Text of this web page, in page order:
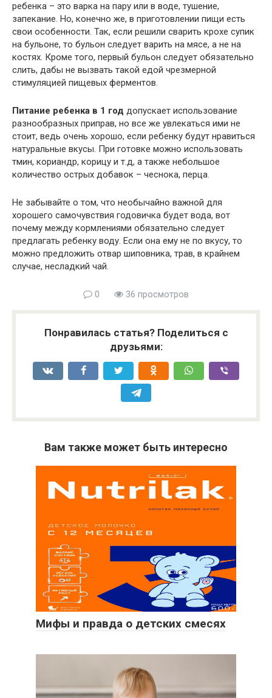
ребенка – это варка на пару или в воде, тушение,
запекание. Но, конечно же, в приготовлении пищи есть
свои особенности. Так, если решили сварить крохе супик
на бульоне, то бульон следует варить на мясе, а не на
костях. Кроме того, первый бульон следует обязательно
слить, дабы не вызвать такой едой чрезмерной
стимуляцией пищевых ферментов.
Питание ребенка в 1 год допускает использование
разнообразных приправ, но все же увлекаться ими не
стоит, ведь очень хорошо, если ребенку будут нравиться
натуральные вкусы. При готовке можно использовать
тмин, кориандр, корицу и т.д, а также небольшое
количество острых добавок – чеснока, перца.
Не забывайте о том, что необычайно важной для
хорошего самочувствия годовичка будет вода, вот
почему между кормлениями обязательно следует
предлагать ребенку воду. Если она ему не по вкусу, то
можно предложить отвар шиповника, трав, в крайнем
случае, несладкий чай.
0 36 просмотров
Понравилась статья? Поделиться с
друзьями:
Вам также может быть интересно
Мифы и правда о детских смесях